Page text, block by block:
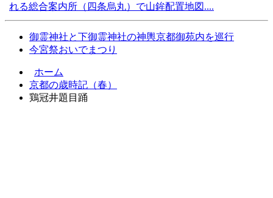
れる総合案内所（四条烏丸）で山鉾配置地図....
御霊神社と下御霊神社の神輿京都御苑内を巡行
今宮祭おいでまつり
ホーム
京都の歳時記（春）
鶏冠井題目踊